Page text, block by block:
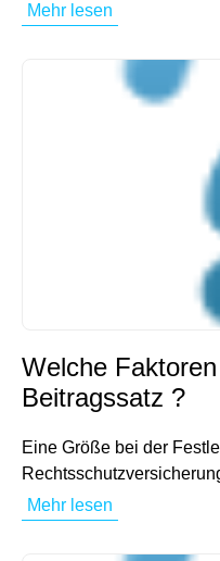
Mehr lesen
Welche
Beitragssatz ?
Eine Größe bei der
Mehr lesen